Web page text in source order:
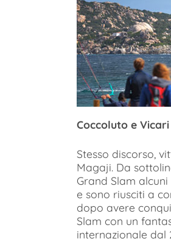
Coccoluto e
Stesso discorso,
Magaji. Da
Grand Slam
e sono riusciti a
dopo avere
Slam con un
internazionale dal